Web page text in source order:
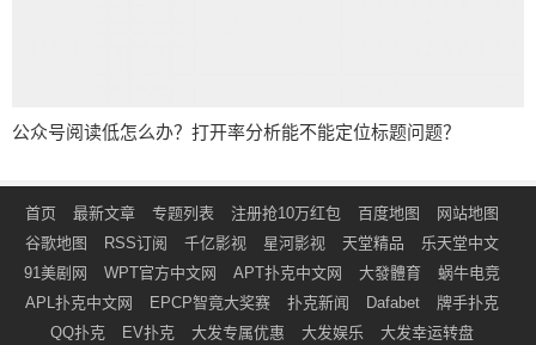
公众号阅读低怎么办？打开率分析能不能定位标题问题？
首页 最新文章 专题列表 注册抢10万红包 百度地图
网站地图
谷歌地图
RSS订阅 千亿影视 星河影视 天堂精品
乐天堂中文
91美剧网
WPT官方中文网 APT扑克中文网 大發體育
蜗牛电竞
APL扑克中文网
EPCP智竟大奖赛 扑克新闻 Dafabet
牌手扑克
QQ扑克
EV扑克 大发专属优惠 大发娱乐 大发幸运转盘